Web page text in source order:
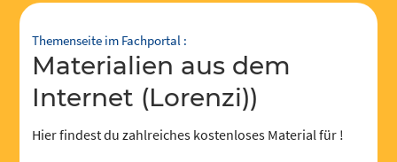
Themenseite im Fachportal :
Materialien aus dem
Internet (Lorenzi))
Hier findest du zahlreiches kostenloses Material für !